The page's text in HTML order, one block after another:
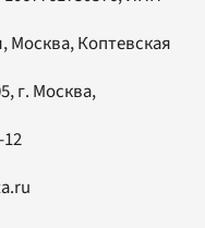
Москва, Коптевская
, г. Москва,
12